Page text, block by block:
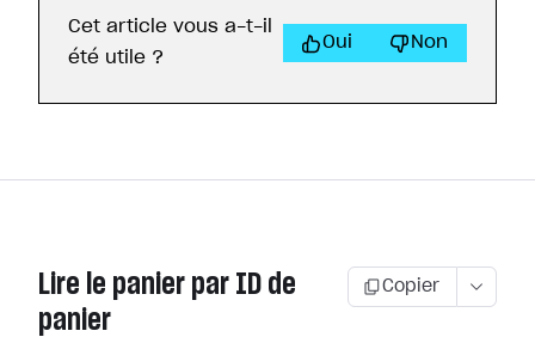
Cet article vous a-t-il
été utile ?
Oui Non
Lire le panier par ID de
panier
Copier